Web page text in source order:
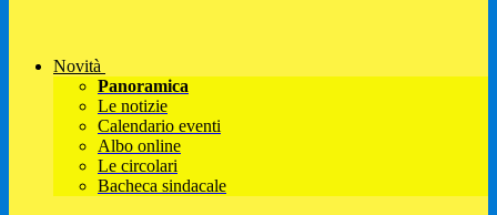
Novità
Panoramica
Le notizie
Calendario eventi
Albo online
Le circolari
Bacheca sindacale